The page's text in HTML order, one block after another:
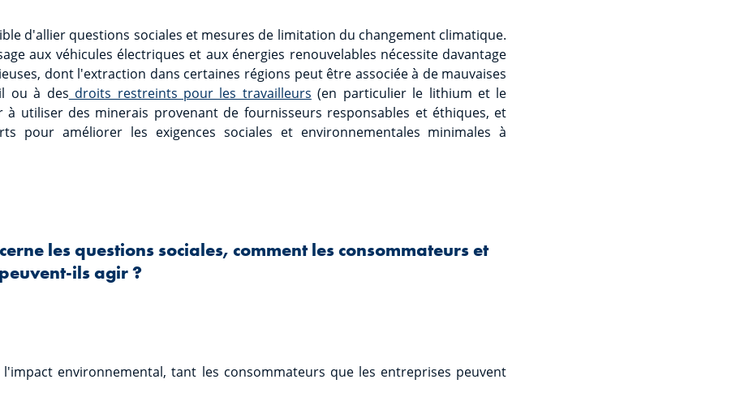
d'allier questions sociales et mesures de limitation du changement climatique.
aux véhicules électriques et aux énergies renouvelables nécessite davantage
dont l'extraction dans certaines régions peut être associée à de mauvaises
ou à des droits restreints pour les travailleurs (en particulier le lithium et le
à utiliser des minerais provenant de fournisseurs responsables et éthiques, et
pour améliorer les exigences sociales et environnementales minimales à
les questions sociales, comment les consommateurs et
ils agir ?
environnemental, tant les consommateurs que les entreprises peuvent